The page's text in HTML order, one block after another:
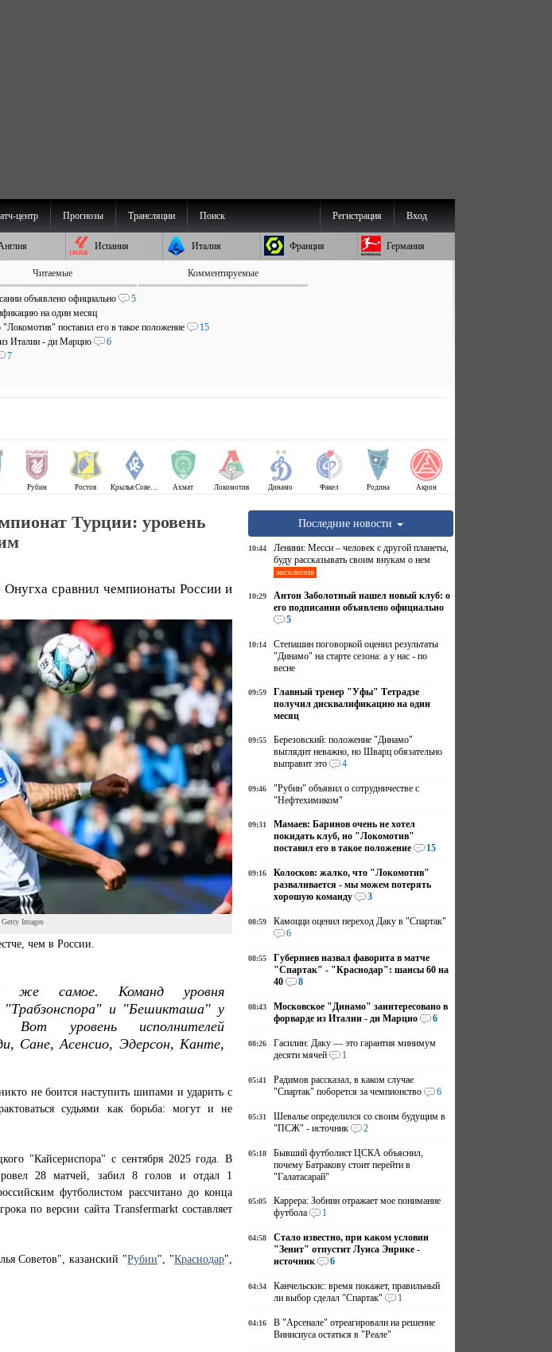
центр Прогнозы Трансляции Поиск Вход
Регистрация
Испания Италия Франция Германия
Читаемые Комментируемые
объявлено официально
5
на один месяц
поставил его в такое положение
15
Италии - ди Марцио
6
7
Рубин Ростов Крылья Советов Ахмат Локомотив Динамо Факел Родина Акрон
Турции: уровень
сравнил чемпионаты России и
Images
чем в России.
же самое. Команд уровня
"Трабзонспора" и "Бешикташа" у
уровень исполнителей
Сане, Асенсио, Эдерсон, Канте,
не боится наступить шипами и ударить с
судьями как борьба: могут и не
"Кайсериспора" с сентября 2025 года. В
28 матчей, забил 8 голов и отдал 1
футболистом рассчитано до конца
по версии сайта Transfermarkt составляет
Советов", казанский "Рубин", "Краснодар",
Последние новости
10:44
Ленини: Месси – человек с другой планеты,
буду рассказывать своим внукам о нем
эксклюзив
10:29
Антон Заболотный нашел новый клуб: о
его подписании объявлено официально
5
10:14
Степашин поговоркой оценил результаты
"Динамо" на старте сезона: а у нас - по
весне
09:59
Главный тренер "Уфы" Тетрадзе
получил дисквалификацию на один
месяц
09:55
Березовский: положение "Динамо"
выглядит неважно, но Шварц обязательно
выправит это
4
09:46
"Рубин" объявил о сотрудничестве с
"Нефтехимиком"
09:31
Мамаев: Баринов очень не хотел
покидать клуб, но "Локомотив"
поставил его в такое положение
15
09:16
Колосков: жалко, что "Локомотив"
разваливается - мы можем потерять
хорошую команду
3
08:59
Камоцци оценил переход Даку в "Спартак"
6
08:55
Губерниев назвал фаворита в матче
"Спартак" - "Краснодар": шансы 60 на
40
8
08:43
Московское "Динамо" заинтересовано в
форварде из Италии - ди Марцио
6
08:26
Гасилин: Даку — это гарантия минимум
десяти мячей
1
05:41
Радимов рассказал, в каком случае
"Спартак" поборется за чемпионство
6
05:31
Шевалье определился со своим будущим в
"ПСЖ" - источник
2
05:18
Бывший футболист ЦСКА объяснил,
почему Батракову стоит перейти в
"Галатасарай"
05:05
Каррера: Зобнин отражает мое понимание
футбола
1
04:58
Стало известно, при каком условии
"Зенит" отпустит Луиса Энрике -
источник
6
04:34
Канчельскис: время покажет, правильный
ли выбор сделал "Спартак"
1
04:16
В "Арсенале" отреагировали на решение
Винисиуса остаться в "Реале"